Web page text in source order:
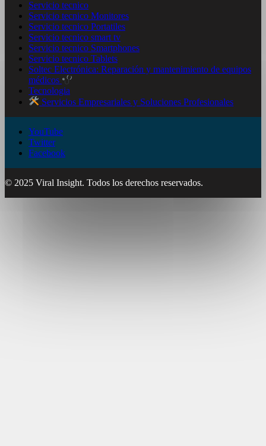
Servicio tecnico
Servicio tecnico Monitores
Servicio tecnico Portatiles
Servicio tecnico smart tv
Servicio tecnico Smartphones
Servicio tecnico Tablets
Soltec Electrónica: Reparación y mantenimiento de equipos
médicos
Tecnologia
Servicios Empresariales y Soluciones Profesionales
YouTube
Twitter
Facebook
© 2025 Viral Insight. Todos los derechos reservados.